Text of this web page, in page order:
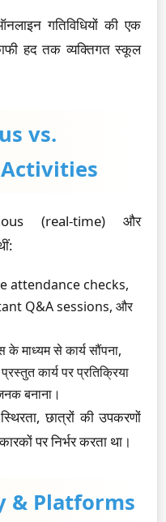
गतिविधियों की एक
हद तक व्यक्तिगत स्कूल
vs.
(real-time) और
attendance checks,
Q&A sessions, और
के माध्यम से कार्य सौंपना,
कार्य पर प्रतिक्रिया
बनाना।
छात्रों की उपकरणों
पर निर्भर करता था।
& Platforms